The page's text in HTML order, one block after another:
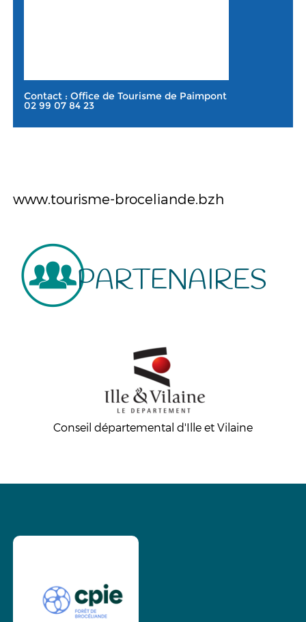
Contact : Office de Tourisme de Paimpont
02 99 07 84 23
www.tourisme-broceliande.bzh
PARTENAIRES
Conseil départemental d'Ille et Vilaine